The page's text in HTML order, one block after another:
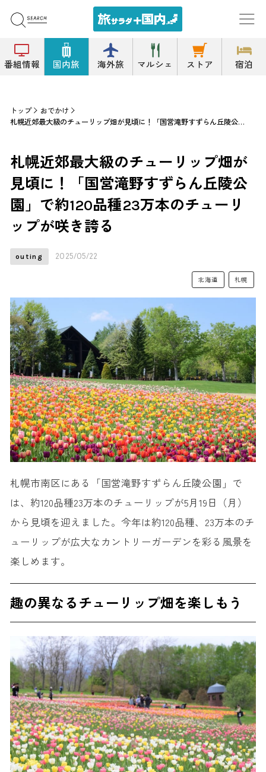
番組情報 国内旅 海外旅 マルシェ ストア 宿泊
トップ
おでかけ
札幌近郊最大級のチューリップ畑が見頃に！「国営滝野すずらん丘陵公園」で約120品種23万本のチューリップが咲き誇る
札幌近郊最大級のチューリップ畑が
見頃に！「国営滝野すずらん丘陵公
園」で約120品種23万本のチューリ
ップが咲き誇る
outing 2025/05/22
北海道 札幌
札幌市南区にある「国営滝野すずらん丘陵公園」で
は、約120品種23万本のチューリップが5月19日（月）
から見頃を迎えました。今年は約120品種、23万本のチ
ューリップが広大なカントリーガーデンを彩る風景を
楽しめます。
趣の異なるチューリップ畑を楽しもう